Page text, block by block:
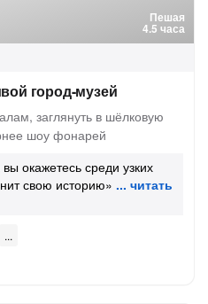
Пешая
4.5 часа
город-музей
заглянуть в шёлковую
шоу фонарей
окажетесь среди узких
свою историю»